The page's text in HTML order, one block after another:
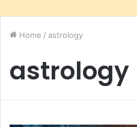
Home / astrology
astrology